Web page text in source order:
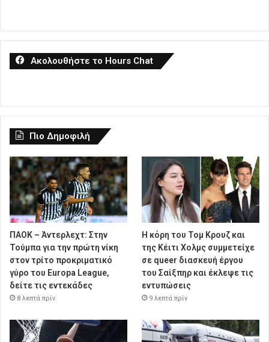
Ακολουθήστε το Hours Chat
Πιο Δημοφιλή
ΠΑΟΚ – Άντερλεχτ: Στην
Τούμπα για την πρώτη νίκη
στον τρίτο προκριματικό
γύρο του Europa League,
δείτε τις εντεκάδες
8 λεπτά πρίν
Η κόρη του Τομ Κρουζ και
της Κέιτι Χολμς συμμετείχε
σε queer διασκευή έργου
του Σαίξπηρ και έκλεψε τις
εντυπώσεις
9 λεπτά πρίν